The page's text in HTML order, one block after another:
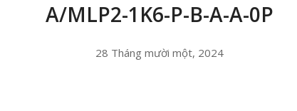
A/MLP2-1K6-P-B-A-A-0P
28 Tháng mười một, 2024